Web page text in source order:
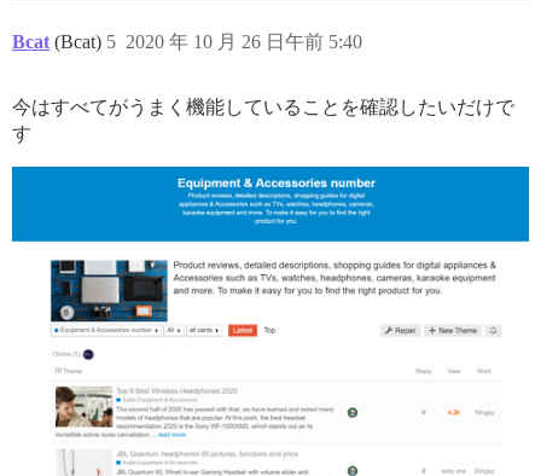
Bcat (Bcat) 2020 年 10 月 26 日午前 5:40
5
今はすべてがうまく機能していることを確認したいだけで
す